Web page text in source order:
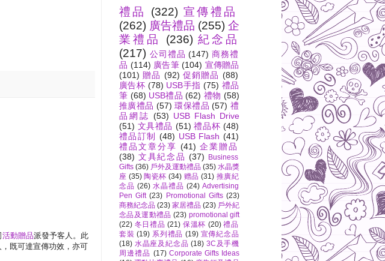
活動贈品派發予客人。此
既可達宣傳功效，亦可
禮品 (322) 宣傳禮品
(262) 廣告禮品 (255) 企
業禮品
(236) 紀念品
(217) 公司禮品 (147) 商務禮
品 (114) 廣告筆 (104) 宣傳贈品
(101) 贈品 (92) 促銷贈品 (88)
廣告杯 (78) USB手指 (75) 禮品
筆 (68) USB禮品 (62) 禮物 (58)
推廣禮品 (57) 環保禮品 (57) 禮
品網誌 (53) USB Flash Drive
(51) 文具禮品 (51) 禮品杯 (48)
禮品訂制
(48) USB Flash (41)
禮品文章分享 (41) 企業贈品
(38) 文具紀念品 (37)
Business
Gifts (36) 戶外及運動禮品 (35) 水晶獎
座 (35) 陶瓷杯 (34) 赠品 (31) 推廣紀
念品 (26) 水晶禮品 (24) Advertising
Pen Gift (23) Promotional Gifts (23)
商務紀念品 (23) 家居禮品 (23) 戶外紀
念品及運動禮品 (23) promotional gift
(22) 冬日禮品 (21) 保溫杯 (20) 禮品
套裝 (19) 系列禮品 (19) 宣傳紀念品
(18) 水晶座及紀念品 (18) 3C及手機
周邊禮品 (17) Corporate Gifts Ideas